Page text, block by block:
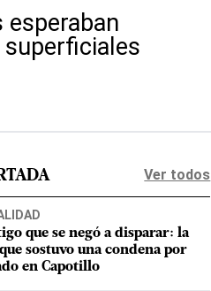
esperaban
Ver todos
que se negó a disparar: la
sostuvo una condena por
en Capotillo